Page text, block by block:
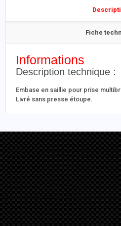
Fiche
Informations
Description technique :
Embase en saillie pour prise
Livré sans presse étoupe.